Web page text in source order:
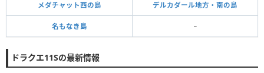
メダチャット西の島 デルカダール地方・南の島
名もなき島 −
ドラクエ11Sの最新情報